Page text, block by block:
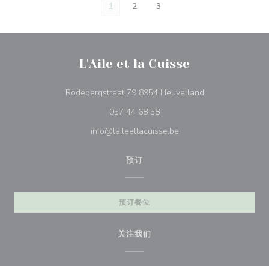
1 2 3
L'Aile et la Cuisse
Rodebergstraat 79 8954 Heuvelland((在新窗口中打开
057 44 68 58
info@laileetlacuisse.be
预订
预订餐位
关注我们